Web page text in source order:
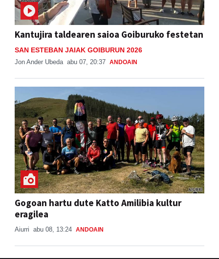
Kantujira taldearen saioa Goiburuko festetan
SAN ESTEBAN JAIAK GOIBURUN 2026
Jon Ander Ubeda abu 07, 20:37 ANDOAIN
Gogoan hartu dute Katto Amilibia kultur
eragilea
Aiurri abu 08, 13:24 ANDOAIN